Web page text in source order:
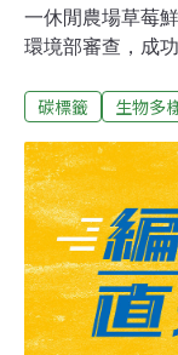
一休閒農場草莓
環境部審查，成
排放量。苗栗農
一起推動業者減
示，苗栗農改場
盒草莓」碳盤查
莓。苗栗農改場
來，共有500多
造業，農產品相
碳標籤的農產品
碳標籤 生物多